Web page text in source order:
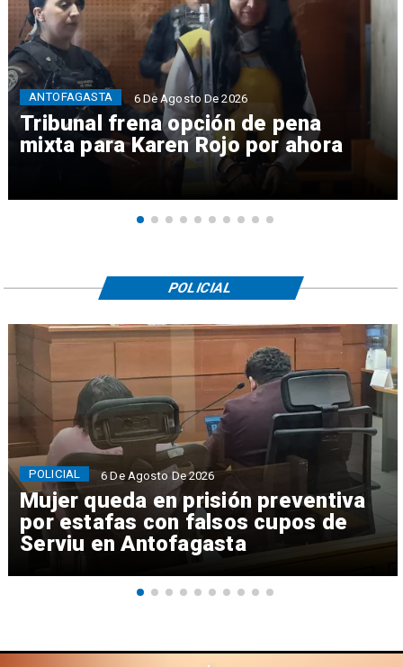
Tribunal frena opción de pena
mixta para Karen Rojo por ahora
ANTOFAGASTA 6 De Agosto De 2026
Mujer queda en prisión preventiva
por estafas con falsos cupos de
Serviu en Antofagasta
POLICIAL 6 De Agosto De 2026
POLICIAL